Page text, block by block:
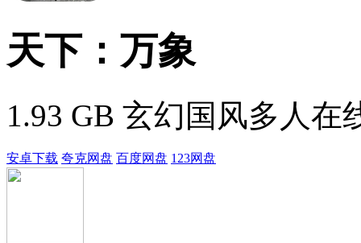
天下：万象
1.93 GB 玄幻国风多人在
安卓下载 夸克网盘 百度网盘 123网盘